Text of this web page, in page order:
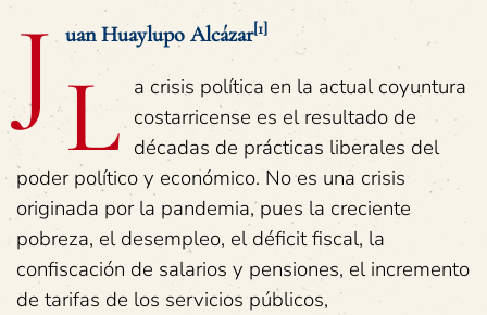
J uan Huaylupo Alcázar[1]
L a crisis política en la actual coyuntura
costarricense es el resultado de
décadas de prácticas liberales del
poder político y económico. No es una crisis
originada por la pandemia, pues la creciente
pobreza, el desempleo, el déficit fiscal, la
confiscación de salarios y pensiones, el incremento
de tarifas de los servicios públicos,